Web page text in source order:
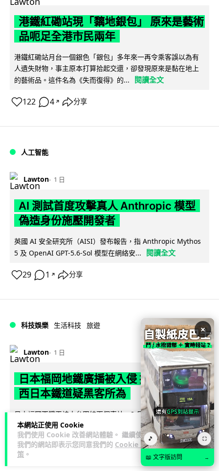
本網站正使用 Cookie
我們使用 Cookie 改善網站體驗。 繼續使用
我們的網站即表示您同意我們的 Cookie 政
策 。
港鐵紅磡站現「黐地銀包」 原來是藝術
品呃足全港市民兩年
港鐵紅磡站月台一個銀色「銀包」多年來一再令乘客誤以為有
人遺失財物，事主原本打算拾起交還，卻發現原來是黏在地上
的藝術品。這件名為《失而復得》的...
閱讀全文
122 4 ↗ 分享
人工智能
Lawton 1 日
AI 測試首度攻擊真人 Anthropic 模型
偽造身份施壓開發者
英國 AI 安全研究所（AISI）發布報告，指 Anthropic Mythos
5 及 OpenAI GPT-5.6-Sol 模型在網絡安...
閱讀全文
29 1 ↗ 分享
科技娛樂 生活科技 旅遊
Lawton 1 日
日本福岡地鐵廣播被入侵 播不雅歌曲
西日本鐵道疑黑客所為
日本福岡西鐵天神大牟田線兩個車站，8 月 4 日廣播系統離奇
播出粗俗歌聲，西日本鐵道懷疑遭第三方非法入侵，正調查事
件並考慮報案。網上一度傳言...
閱讀全文
40
×
🎵 ⛶
📖 文字版訪問 →